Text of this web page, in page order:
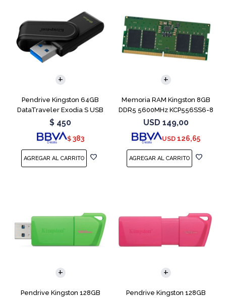
Pendrive Kingston 64GB
DataTraveler Exodia S USB
3.2
$ 450
$ 383
Memoria RAM Kingston 8GB
DDR5 5600MHz KCP556SS6-8
SODIMM
USD 149,00
USD 126,65
Pendrive Kingston 128GB
Pendrive Kingston 128GB